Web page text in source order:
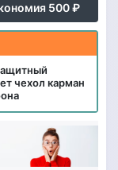
500 ₽
чехол карман